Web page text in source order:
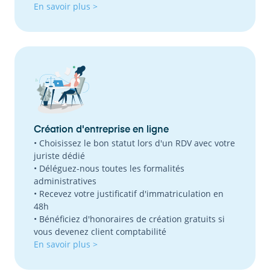
En savoir plus >
Création d'entreprise en ligne
• Choisissez le bon statut lors d'un RDV avec votre
juriste dédié
• Déléguez-nous toutes les formalités
administratives
• Recevez votre justificatif d'immatriculation en
48h
• Bénéficiez d'honoraires de création gratuits si
vous devenez client comptabilité
En savoir plus >